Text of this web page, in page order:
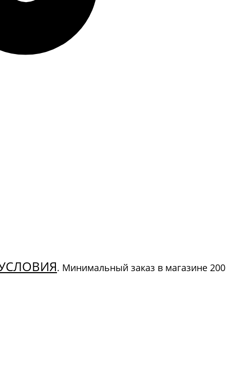
. Минимальный заказ в магазине 200